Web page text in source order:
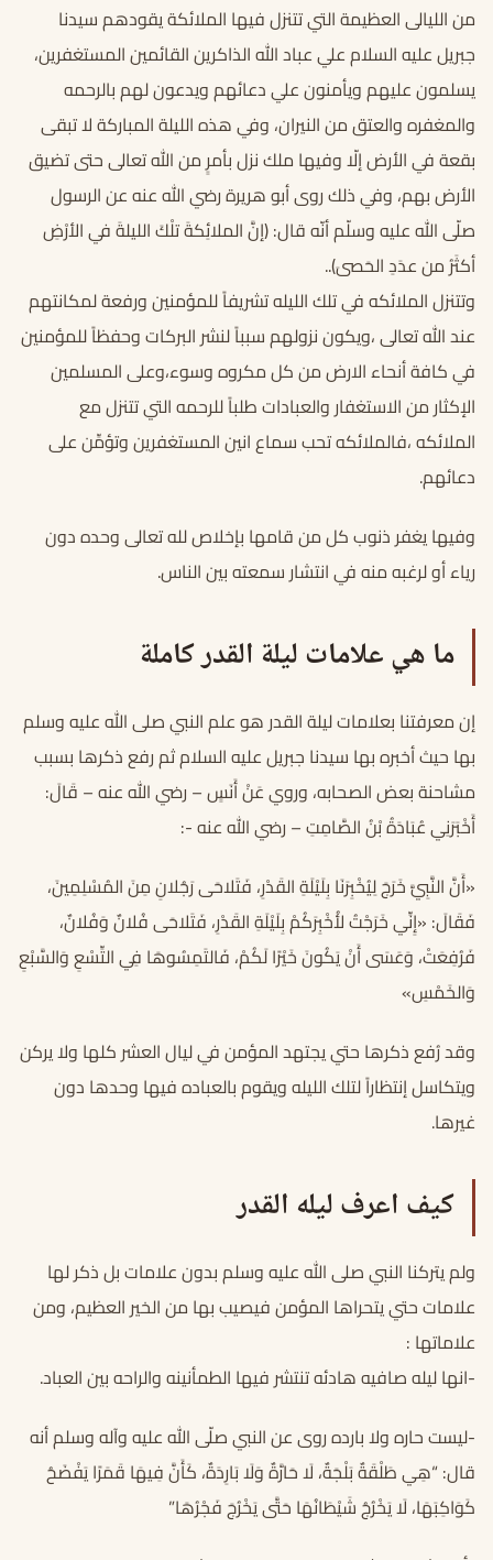
من الليالى العظيمة التي تتنزل فيها الملائكة يقودهم سيدنا
جبريل عليه السلام علي عباد الله الذاكرين القائمين المستغفرين،
يسلمون عليهم ويأمنون علي دعائهم ويدعون لهم بالرحمه
والمغفره والعتق من النيران، وفي هذه الليلة المباركة لا تبقى
بقعة في الأرض إلّا وفيها ملك نزل بأمرٍ من الله تعالى حتى تضيق
الأرض بهم، وفي ذلك روى أبو هريرة رضي الله عنه عن الرسول
صلّى الله عليه وسلّم أنّه قال: (إنَّ الملائِكةَ تلْكَ الليلةَ في الأرْضِ
أكثَرُ من عدَدِ الحَصىَ)..
وتتنزل الملائكه في تلك الليله تشريفاً للمؤمنين ورفعة لمكانتهم
عند الله تعالى ،ويكون نزولهم سبباً لنشر البركات وحفظاً للمؤمنين
في كافة أنحاء الارض من كل مكروه وسوء،وعلى المسلمين
الإكثار من الاستغفار والعبادات طلباً للرحمه التي تتنزل مع
الملائكه ،فالملائكه تحب سماع انين المستغفرين وتؤمِّن على
دعائهم.
وفيها يغفر ذنوب كل من قامها بإخلاص لله تعالى وحده دون
رياء أو لرغبه منه في انتشار سمعته بين الناس.
ما هي علامات ليلة القدر كاملة
إن معرفتنا بعلامات ليلة القدر هو علم النبي صلى الله عليه وسلم
بها حيث أخبره بها سيدنا جبريل عليه السلام ثم رفع ذكرها بسبب
مشاحنة بعض الصحابه، وروي عَنْ أَنَسٍ – رضي الله عنه – قَالَ:
أَخْبَرَنِي عُبَادَةُ بْنُ الصَّامِتِ – رضي الله عنه -:
«أَنَّ النَّبِيَّ خَرَجَ لِيُخْبِرَنَا بِلَيْلَةِ القَدْرِ، فَتَلاحَى رَجُلانِ مِنَ المُسْلِمِينَ،
فَقَالَ: «إِنِّي خَرَجْتُ لأُخْبِرَكُمْ بِلَيْلَةِ القَدْرِ، فَتَلاحَى فُلانٌ وَفُلانٌ،
فَرُفِعَتْ، وَعَسَى أَنْ يَكُونَ خَيْرًا لَكُمْ، فَالتَمِسُوهَا فِي التِّسْعِ وَالسَّبْعِ
وَالخَمْسِ»
وقد رُفع ذكرها حتي يجتهد المؤمن في ليال العشر كلها ولا يركن
ويتكاسل إنتظاراً لتلك الليله ويقوم بالعباده فيها وحدها دون
غيرها.
كيف اعرف ليله القدر
ولم يتركنا النبي صلى الله عليه وسلم بدون علامات بل ذكر لها
علامات حتي يتحراها المؤمن فيصيب بها من الخير العظيم، ومن
علاماتها :
-انها ليله صافيه هادئه تنتشر فيها الطمأنينه والراحه بين العباد.
-ليست حاره ولا بارده روى عن النبي صلّى الله عليه وآله وسلم أنه
قال: “هِي طَلْقَةٌ بَلْجَةٌ، لَا حَارَّةٌ وَلَا بَارِدَةٌ، كَأَنَّ فِيهَا قَمَرًا يَفْضَحُ
كَوَاكِبَهَا، لَا يَخْرُجُ شَيْطَانُهَا حَتَّى يَخْرُجَ فَجْرُهَا”